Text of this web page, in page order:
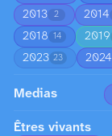
2013 2 2014
2018 14 2019
2023 23 2024
Medias
Êtres vivants